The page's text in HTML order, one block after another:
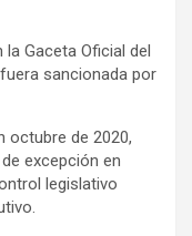
Gaceta Oficial del
sancionada por
octubre de 2020,
excepción en
legislativo